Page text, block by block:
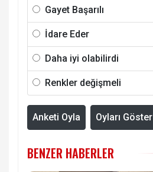
Gayet Başarılı
İdare Eder
Daha iyi olabilirdi
Renkler değişmeli
Anketi Oyla Oyları Göster
BENZER HABERLER